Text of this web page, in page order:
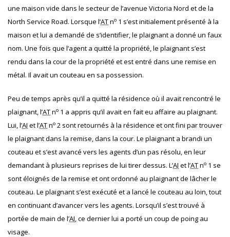
une maison vide dans le secteur de l’avenue Victoria Nord et de la
North Service Road. Lorsque l’ATno 1 s’est initialement présenté à la
maison et lui a demandé de s’identifier, le plaignant a donné un faux
nom. Une fois que l’agent a quitté la propriété, le plaignant s’est
rendu dans la cour de la propriété et est entré dans une remise en
métal. Il avait un couteau en sa possession.
Peu de temps après qu’il a quitté la résidence où il avait rencontré le
plaignant, l’ATno 1 a appris qu’il avait en fait eu affaire au plaignant.
Lui, l’AI et l’ATno 2 sont retournés à la résidence et ont fini par trouver
le plaignant dans la remise, dans la cour. Le plaignant a brandi un
couteau et s’est avancé vers les agents d’un pas résolu, en leur
demandant à plusieurs reprises de lui tirer dessus. L’AI et l’ATno 1 se
sont éloignés de la remise et ont ordonné au plaignant de lâcher le
couteau. Le plaignant s’est exécuté et a lancé le couteau au loin, tout
en continuant d’avancer vers les agents. Lorsqu’il s’est trouvé à
portée de main de l’AI, ce dernier lui a porté un coup de poing au
visage.